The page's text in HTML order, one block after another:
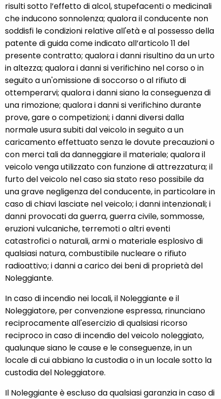
risulti sotto l’effetto di alcol, stupefacenti o medicinali
che inducono sonnolenza; qualora il conducente non
soddisfi le condizioni relative all'età e al possesso della
patente di guida come indicato all’articolo 11 del
presente contratto; qualora i danni risultino da un urto
in altezza; qualora i danni si verifichino nel corso o in
seguito a un'omissione di soccorso o al rifiuto di
ottemperarvi; qualora i danni siano la conseguenza di
una rimozione; qualora i danni si verifichino durante
prove, gare o competizioni; i danni diversi dalla
normale usura subiti dal veicolo in seguito a un
caricamento effettuato senza le dovute precauzioni o
con merci tali da danneggiare il materiale; qualora il
veicolo venga utilizzato con funzione di attrezzatura; il
furto del veicolo nel caso sia stato reso possibile da
una grave negligenza del conducente, in particolare in
caso di chiavi lasciate nel veicolo; i danni intenzionali; i
danni provocati da guerra, guerra civile, sommosse,
eruzioni vulcaniche, terremoti o altri eventi
catastrofici o naturali, armi o materiale esplosivo di
qualsiasi natura, combustibile nucleare o rifiuto
radioattivo; i danni a carico dei beni di proprietà del
Noleggiante.
In caso di incendio nei locali, il Noleggiante e il
Noleggiatore, per convenzione espressa, rinunciano
reciprocamente all'esercizio di qualsiasi ricorso
reciproco in caso di incendio del veicolo noleggiato,
qualunque siano le cause e le conseguenze, in un
locale di cui abbiano la custodia o in un locale sotto la
custodia del Noleggiatore.
Il Noleggiante è escluso da qualsiasi garanzia in caso di